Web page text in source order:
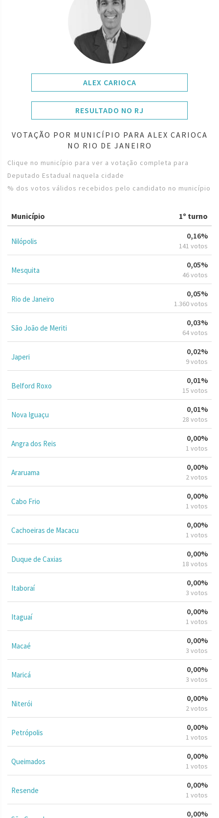
ALEX CARIOCA
RESULTADO NO RJ
VOTAÇÃO POR MUNICÍPIO PARA ALEX CARIOCA
NO RIO DE JANEIRO
Clique no município para ver a votação completa para
Deputado Estadual naquela cidade
% dos votos válidos recebidos pelo candidato no município
Município 1º turno
Nilópolis
0,16%
141 votos
Mesquita
0,05%
46 votos
Rio de Janeiro
0,05%
1.360 votos
São João de Meriti
0,03%
64 votos
Japeri
0,02%
9 votos
Belford Roxo
0,01%
15 votos
Nova Iguaçu
0,01%
28 votos
Angra dos Reis
0,00%
1 votos
Araruama
0,00%
2 votos
Cabo Frio
0,00%
1 votos
Cachoeiras de Macacu
0,00%
1 votos
Duque de Caxias
0,00%
18 votos
Itaboraí
0,00%
3 votos
Itaguaí
0,00%
1 votos
Macaé
0,00%
3 votos
Maricá
0,00%
3 votos
Niterói
0,00%
2 votos
Petrópolis
0,00%
1 votos
Queimados
0,00%
1 votos
Resende
0,00%
1 votos
0,00%